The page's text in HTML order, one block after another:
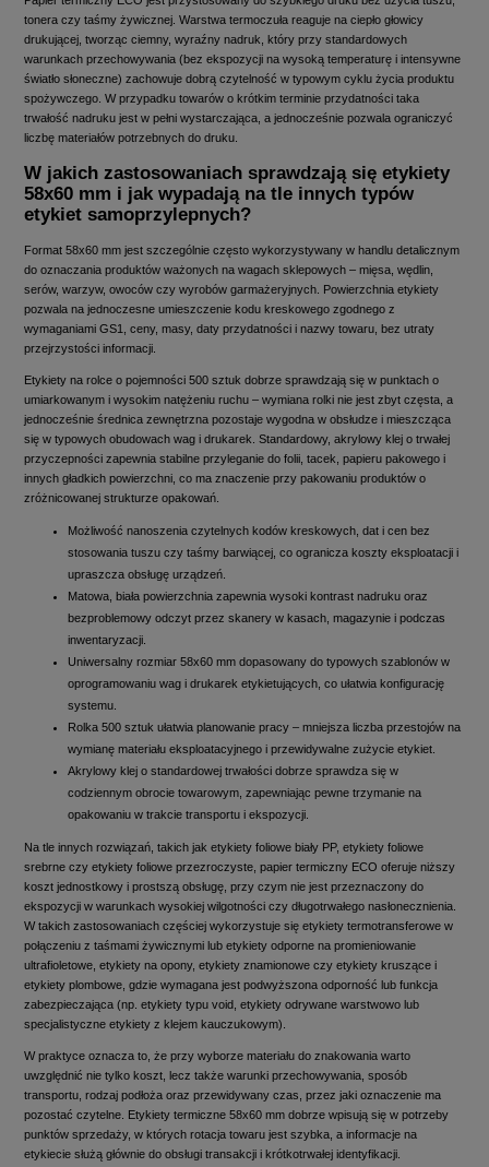
tonera czy taśmy żywicznej. Warstwa termoczuła reaguje na ciepło głowicy
drukującej, tworząc ciemny, wyraźny nadruk, który przy standardowych
warunkach przechowywania (bez ekspozycji na wysoką temperaturę i intensywne
światło słoneczne) zachowuje dobrą czytelność w typowym cyklu życia produktu
spożywczego. W przypadku towarów o krótkim terminie przydatności taka
trwałość nadruku jest w pełni wystarczająca, a jednocześnie pozwala ograniczyć
liczbę materiałów potrzebnych do druku.
W jakich zastosowaniach sprawdzają się etykiety
58x60 mm i jak wypadają na tle innych typów
etykiet samoprzylepnych?
Format 58x60 mm jest szczególnie często wykorzystywany w handlu detalicznym
do oznaczania produktów ważonych na wagach sklepowych – mięsa, wędlin,
serów, warzyw, owoców czy wyrobów garmażeryjnych. Powierzchnia etykiety
pozwala na jednoczesne umieszczenie kodu kreskowego zgodnego z
wymaganiami GS1, ceny, masy, daty przydatności i nazwy towaru, bez utraty
przejrzystości informacji.
Etykiety na rolce o pojemności 500 sztuk dobrze sprawdzają się w punktach o
umiarkowanym i wysokim natężeniu ruchu – wymiana rolki nie jest zbyt częsta, a
jednocześnie średnica zewnętrzna pozostaje wygodna w obsłudze i mieszcząca
się w typowych obudowach wag i drukarek. Standardowy, akrylowy klej o trwałej
przyczepności zapewnia stabilne przyleganie do folii, tacek, papieru pakowego i
innych gładkich powierzchni, co ma znaczenie przy pakowaniu produktów o
zróżnicowanej strukturze opakowań.
Możliwość nanoszenia czytelnych kodów kreskowych, dat i cen bez
stosowania tuszu czy taśmy barwiącej, co ogranicza koszty eksploatacji i
upraszcza obsługę urządzeń.
Matowa, biała powierzchnia zapewnia wysoki kontrast nadruku oraz
bezproblemowy odczyt przez skanery w kasach, magazynie i podczas
inwentaryzacji.
Uniwersalny rozmiar 58x60 mm dopasowany do typowych szablonów w
oprogramowaniu wag i drukarek etykietujących, co ułatwia konfigurację
systemu.
Rolka 500 sztuk ułatwia planowanie pracy – mniejsza liczba przestojów na
wymianę materiału eksploatacyjnego i przewidywalne zużycie etykiet.
Akrylowy klej o standardowej trwałości dobrze sprawdza się w
codziennym obrocie towarowym, zapewniając pewne trzymanie na
opakowaniu w trakcie transportu i ekspozycji.
Na tle innych rozwiązań, takich jak etykiety foliowe biały PP, etykiety foliowe
srebrne czy etykiety foliowe przezroczyste, papier termiczny ECO oferuje niższy
koszt jednostkowy i prostszą obsługę, przy czym nie jest przeznaczony do
ekspozycji w warunkach wysokiej wilgotności czy długotrwałego nasłonecznienia.
W takich zastosowaniach częściej wykorzystuje się etykiety termotransferowe w
połączeniu z taśmami żywicznymi lub etykiety odporne na promieniowanie
ultrafioletowe, etykiety na opony, etykiety znamionowe czy etykiety kruszące i
etykiety plombowe, gdzie wymagana jest podwyższona odporność lub funkcja
zabezpieczająca (np. etykiety typu void, etykiety odrywane warstwowo lub
specjalistyczne etykiety z klejem kauczukowym).
W praktyce oznacza to, że przy wyborze materiału do znakowania warto
uwzględnić nie tylko koszt, lecz także warunki przechowywania, sposób
transportu, rodzaj podłoża oraz przewidywany czas, przez jaki oznaczenie ma
pozostać czytelne. Etykiety termiczne 58x60 mm dobrze wpisują się w potrzeby
punktów sprzedaży, w których rotacja towaru jest szybka, a informacje na
etykiecie służą głównie do obsługi transakcji i krótkotrwałej identyfikacji.